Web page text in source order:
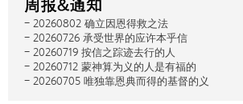
- 20260802 确立因恩得救之法
- 20260726 承受世界的应许本乎信
- 20260719 按信之踪迹去行的人
- 20260712 蒙神算为义的人是有福的
- 20260705 唯独靠恩典而得的基督的义